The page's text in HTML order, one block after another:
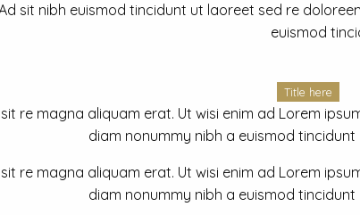
sit nibh euismod tincidunt ut laoreet sed re
euismod
Title here
re magna aliquam erat. Ut wisi enim ad Lorem
diam nonummy nibh a euismod
re magna aliquam erat. Ut wisi enim ad Lorem
diam nonummy nibh a euismod